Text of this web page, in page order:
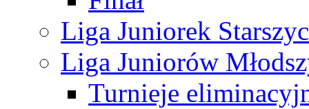
Liga Juniorek
Liga Juniorów
Turnieje